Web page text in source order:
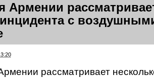
Армении
с
рассматривает